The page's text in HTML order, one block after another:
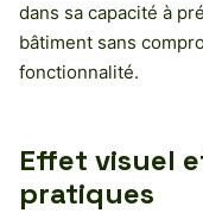
dans sa capacité à
bâtiment sans
fonctionnalité.
Effet visuel
pratiques